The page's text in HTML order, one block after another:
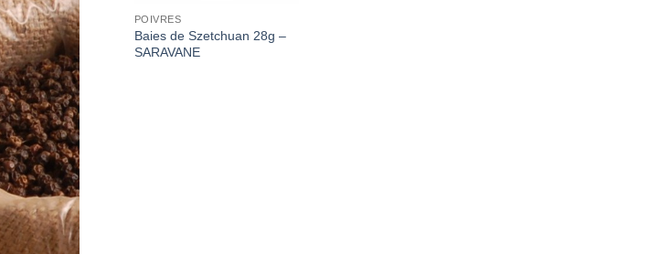
POIVRES
Baies de Szetchuan 28g –
SARAVANE